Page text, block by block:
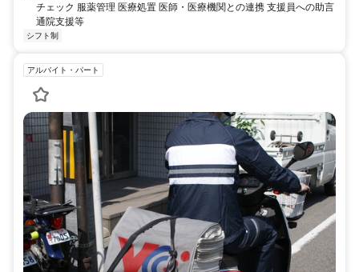
チェック 服薬管理 医療処置 医師・医療機関との連携 支援員への助言
通院支援等
シフト制
アルバイト・パート